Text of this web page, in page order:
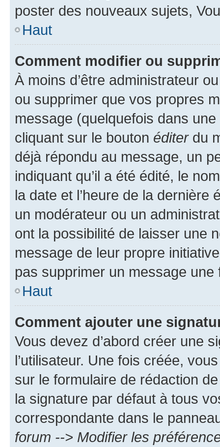
poster des nouveaux sujets,
Haut
Comment modifier ou
À moins d’être administrateur
ou supprimer que vos propres
message (quelquefois dans
cliquant sur le bouton éditerdu
déjà répondu au message, un
indiquant qu’il a été édité, le
la date et l’heure de la dernière
un modérateur ou un
ont la possibilité de laisser une
message de leur propre
pas supprimer un message une
Haut
Comment ajouter une
Vous devez d’abord créer une
l’utilisateur. Une fois créée,
sur le formulaire de rédaction
la signature par défaut à tous
correspondante dans le
forum --> Modifier les